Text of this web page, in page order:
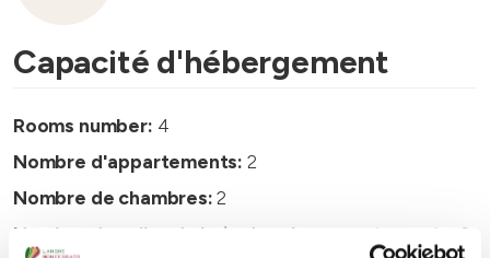
Capacité d'hébergement
Rooms number: 4
Nombre d'appartements: 2
Nombre de chambres:2
Nombre de salles de bain dans les appartements:
2